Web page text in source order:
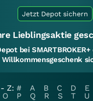
Jetzt Depot sichern
Lieblingsaktie
bei
Willkommensgeschenk
Z: # A B C D E
O P Q R S T U